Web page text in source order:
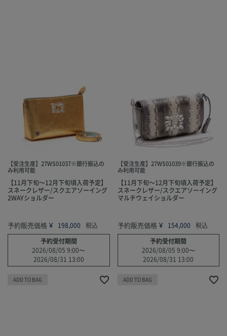
【受注生産】27WS01037※銀行振込の
み利用可能
【11月下旬～12月下旬頃入荷予定】
スネークレザー/スクエアソーイング
2WAYショルダー
予約販売価格 ¥ 198,000
税込
予約受付期間
2026/08/05 9:00〜
2026/08/31 13:00
ADD TO BAG
【受注生産】27WS01039※銀行振込の
み利用可能
【11月下旬～12月下旬頃入荷予定】
スネークレザー/スクエアソーイング
マルチウェイショルダー
予約販売価格 ¥ 154,000
税込
予約受付期間
2026/08/05 9:00〜
2026/08/31 13:00
ADD TO BAG